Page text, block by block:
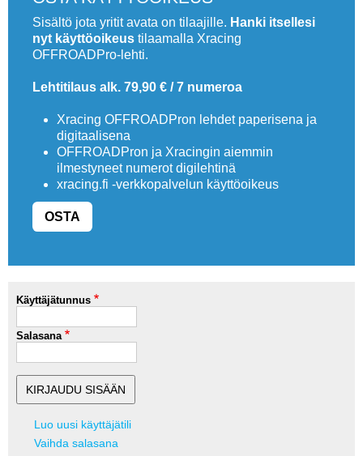
Sisältö jota yritit avata on tilaajille. Hanki itsellesi
nyt käyttöoikeus tilaamalla Xracing
OFFROADPro-lehti.
Lehtitilaus alk. 79,90 € / 7 numeroa
Xracing OFFROADPron lehdet paperisena ja
digitaalisena
OFFROADPron ja Xracingin aiemmin
ilmestyneet numerot digilehtinä
xracing.fi -verkkopalvelun käyttöoikeus
OSTA
Käyttäjätunnus
Salasana
Luo uusi käyttäjätili
Vaihda salasana